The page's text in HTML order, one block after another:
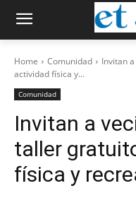
Home Comunidad
Invitan
actividad física y...
Comunidad
Invitan a
taller
física y